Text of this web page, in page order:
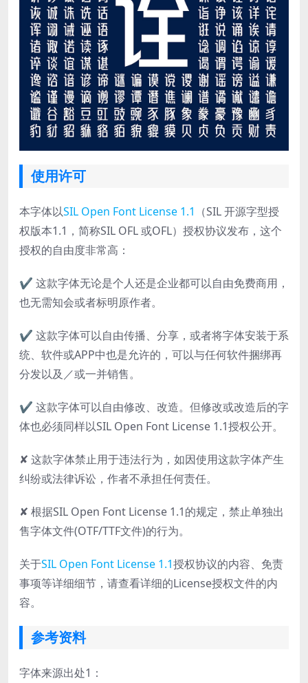
使用许可
本字体以SIL Open Font License 1.1 （SIL 开源字型授
权版本1.1，简称SIL OFL 或OFL）授权协议发布，这个
授权的自由度非常高：
✔ 这款字体无论是个人还是企业都可以自由免费商用，
也无需知会或者标明原作者。
✔ 这款字体可以自由传播、分享，或者将字体安装于系
统、软件或APP中也是允许的，可以与任何软件捆绑再
分发以及／或一并销售。
✔ 这款字体可以自由修改、改造。但修改或改造后的字
体也必须同样以SIL Open Font License 1.1授权公开。
✘ 这款字体禁止用于违法行为，如因使用这款字体产生
纠纷或法律诉讼，作者不承担任何责任。
✘ 根据SIL Open Font License 1.1的规定，禁止单独出
售字体文件(OTF/TTF文件)的行为。
关于SIL Open Font License 1.1授权协议的内容、免责
事项等详细细节，请查看详细的License授权文件的内
容。
参考资料
字体来源出处1：